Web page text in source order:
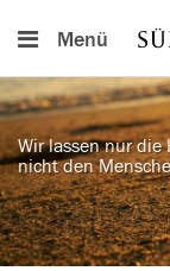
Menü
Wir lassen nur die
nicht den